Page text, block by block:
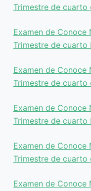
Trimestre de cuarto
Examen de Conoce
Trimestre de cuarto
Examen de Conoce
Trimestre de cuarto
Examen de Conoce
Trimestre de cuarto
Examen de Conoce
Trimestre de cuarto
Examen de Conoce